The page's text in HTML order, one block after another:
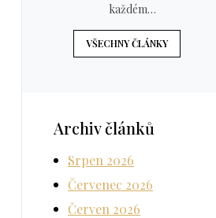
každém…
VŠECHNY ČLÁNKY
Archiv článků
Srpen 2026
Červenec 2026
Červen 2026